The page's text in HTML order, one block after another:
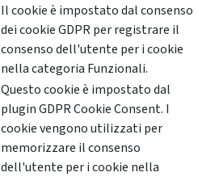
Il cookie è impostato dal consenso
dei cookie GDPR per registrare il
consenso dell'utente per i cookie
nella categoria Funzionali.
Questo cookie è impostato dal
plugin GDPR Cookie Consent. I
cookie vengono utilizzati per
memorizzare il consenso
dell'utente per i cookie nella